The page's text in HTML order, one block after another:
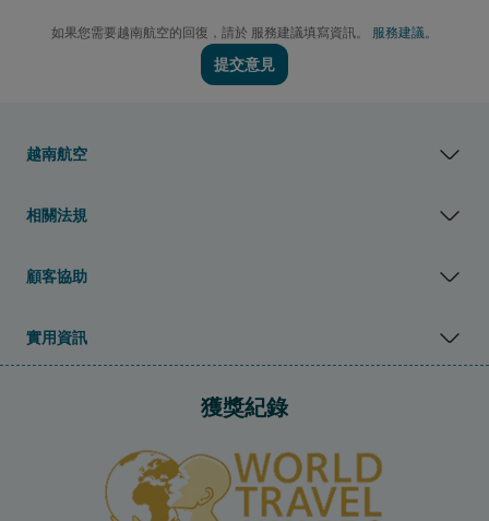
如果您需要越南航空的回復，請於 服務建議填寫資訊。 服務建議。
提交意見
越南航空
相關法規
顧客協助
實用資訊
獲獎紀錄